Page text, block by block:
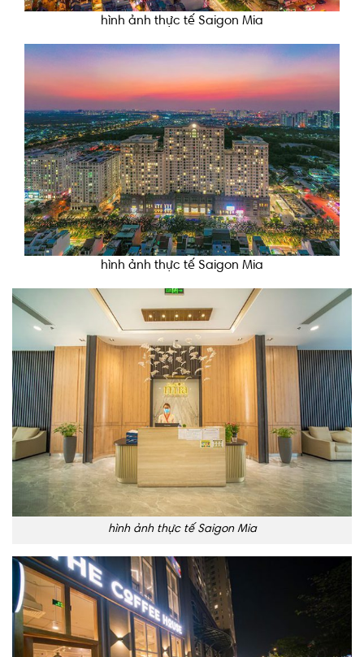
hình ảnh thực tế Saigon Mia
hình ảnh thực tế Saigon Mia
hình ảnh thực tế Saigon Mia